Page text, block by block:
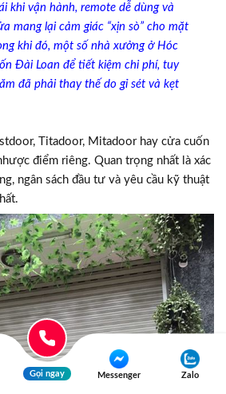
khi vận hành, remote dễ dùng và
mang lại cảm giác “xịn sò” cho mặt
khi đó, một số nhà xưởng ở Hóc
Đài Loan để tiết kiệm chi phí, tuy
đã phải thay thế do gỉ sét và kẹt
Titadoor, Mitadoor hay cửa cuốn
điểm riêng. Quan trọng nhất là xác
ngân sách đầu tư và yêu cầu kỹ thuật
Gọi ngay Messenger Zalo